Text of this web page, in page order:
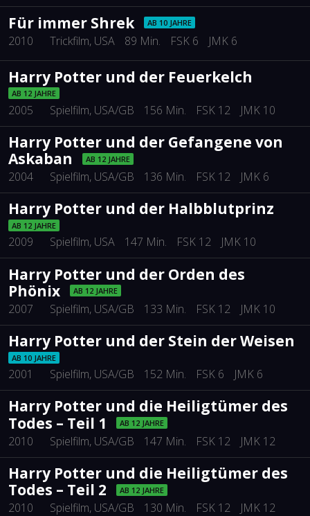
Für immer Shrek AB 10 JAHRE
2010 Trickfilm, USA 89 Min. FSK 6 JMK 6
Harry Potter und der Feuerkelch
AB 12 JAHRE
2005 Spielfilm, USA/GB 156 Min. FSK 12 JMK 10
Harry Potter und der Gefangene von
Askaban
AB 12 JAHRE
2004 Spielfilm, USA/GB 136 Min. FSK 12 JMK 6
Harry Potter und der Halbblutprinz
AB 12 JAHRE
2009 Spielfilm, USA 147 Min. FSK 12 JMK 10
Harry Potter und der Orden des
Phönix
AB 12 JAHRE
2007 Spielfilm, USA/GB 133 Min. FSK 12 JMK 10
Harry Potter und der Stein der Weisen
AB 10 JAHRE
2001 Spielfilm, USA/GB 152 Min. FSK 6 JMK 6
Harry Potter und die Heiligtümer des
Todes – Teil 1
AB 12 JAHRE
2010 Spielfilm, USA/GB 147 Min. FSK 12 JMK 12
Harry Potter und die Heiligtümer des
Todes – Teil 2
AB 12 JAHRE
2010 Spielfilm, USA/GB 130 Min. FSK 12 JMK 12